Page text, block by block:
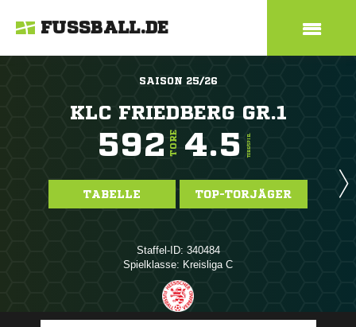
FUSSBALL.DE
SAISON 25/26
KLC FRIEDBERG GR.1
592 TORE 4.5 TORE/SPIEL
TABELLE TOP-TORJÄGER
Staffel-ID: 340484
Spielklasse: Kreisliga C
ANZEIGE